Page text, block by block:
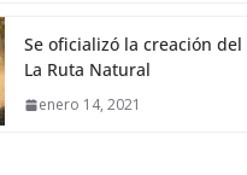
Se oficializó la creación
La Ruta Natural
enero 14, 2021